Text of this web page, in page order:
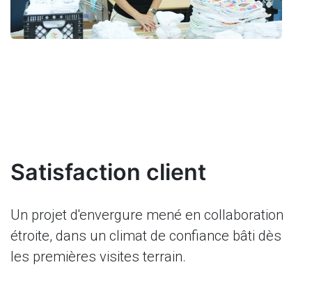
Satisfaction client
Un projet d'envergure mené en collaboration
étroite, dans un climat de confiance bâti dès
les premières visites terrain.